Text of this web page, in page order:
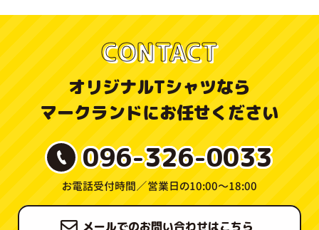
CONTACT
オリジナルTシャツなら
マークランドにお任せください
096-326-0033
お電話受付時間／営業日の10:00〜18:00
メールでのお問い合わせはこちら